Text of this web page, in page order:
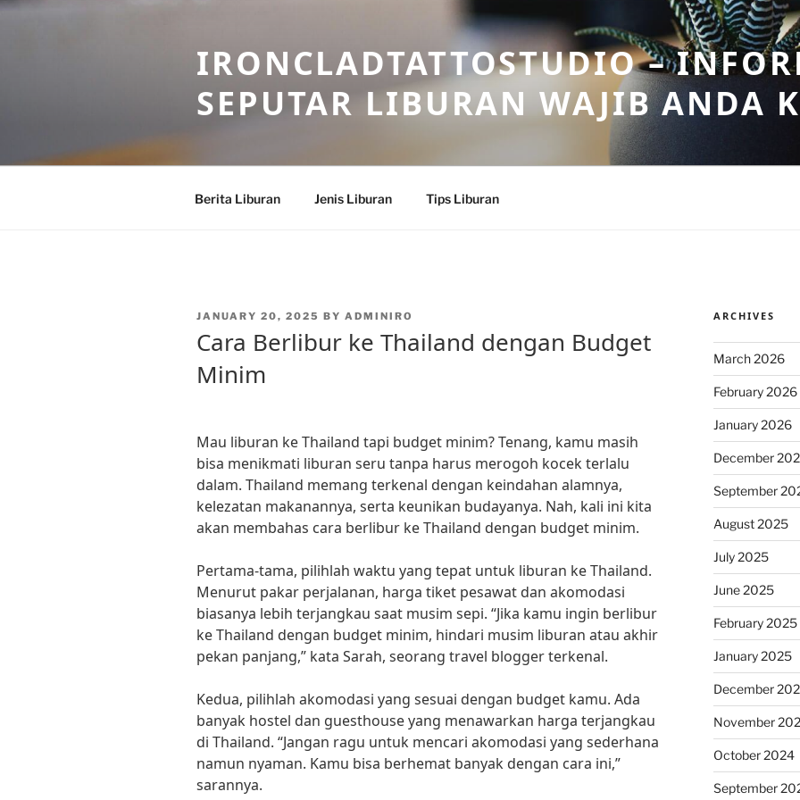
Skip
IRONCLADTATTOSTUDIO –
SEPUTAR LIBURAN WAJIB ANDA
Berita Liburan Jenis Liburan Tips Liburan
POSTED
JANUARY 20, 2025 BY ADMINIRO
Cara Berlibur ke Thailand dengan Budget
Minim
Mau liburan ke Thailand tapi budget minim? Tenang, kamu masih
bisa menikmati liburan seru tanpa harus merogoh kocek terlalu
dalam. Thailand memang terkenal dengan keindahan alamnya,
kelezatan makanannya, serta keunikan budayanya. Nah, kali ini kita
akan membahas cara berlibur ke Thailand dengan budget minim.
Pertama-tama, pilihlah waktu yang tepat untuk liburan ke Thailand.
Menurut pakar perjalanan, harga tiket pesawat dan akomodasi
biasanya lebih terjangkau saat musim sepi. “Jika kamu ingin berlibur
ke Thailand dengan budget minim, hindari musim liburan atau akhir
pekan panjang,” kata Sarah, seorang travel blogger terkenal.
Kedua, pilihlah akomodasi yang sesuai dengan budget kamu. Ada
banyak hostel dan guesthouse yang menawarkan harga terjangkau
di Thailand. “Jangan ragu untuk mencari akomodasi yang sederhana
namun nyaman. Kamu bisa berhemat banyak dengan cara ini,”
sarannya.
ARCHIVES
March 2026
February 2026
January 2026
December
September
August 2025
July 2025
June 2025
February 2025
January 2025
December
November
October 2024
September